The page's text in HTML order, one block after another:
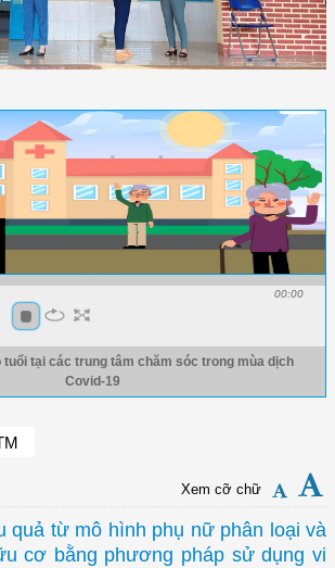
00:00
tuổi tại các trung tâm chăm sóc trong mùa dịch
Covid-19
Xem cỡ chữ
quả từ mô hình phụ nữ phân loại và
cơ bằng phương pháp sử dụng vi